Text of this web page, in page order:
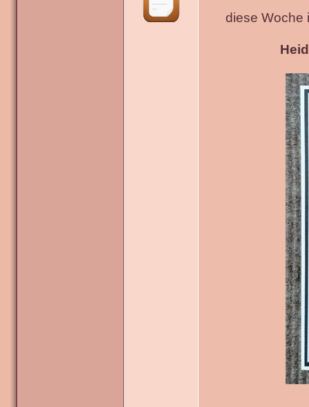
diese Woche